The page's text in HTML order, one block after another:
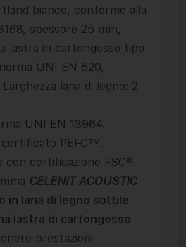
bianco, conforme alla
spessore 25 mm,
lastra in cartongesso tipo
UNI EN 520,
lana di legno: 2
UNI EN 13964.
certificato PEFC™.
con certificazione FSC®.
CELENIT ACOUSTIC
in lana di legno sottile
lastra di cartongesso
prestazioni